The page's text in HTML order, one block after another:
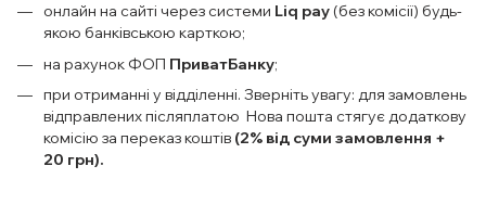
онлайн на сайті через системи Liq pay (без комісії) будь-
якою банківською карткою;
на рахунок ФОП ПриватБанку;
при отриманні у відділенні. Зверніть увагу: для замовлень
відправлених післяплатою Нова пошта стягує додаткову
комісію за переказ коштів (2% від суми замовлення +
20 грн).